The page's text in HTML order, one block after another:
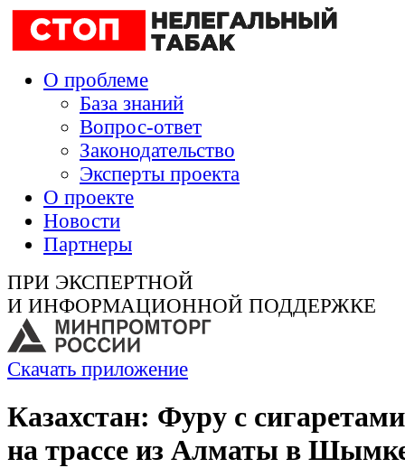
О проблеме
База знаний
Вопрос-ответ
Законодательство
Эксперты проекта
О проекте
Новости
Партнеры
ПРИ ЭКСПЕРТНОЙ
И ИНФОРМАЦИОННОЙ ПОДДЕРЖКЕ
Скачать приложение
Казахстан: Фуру с
на трассе из Алматы в